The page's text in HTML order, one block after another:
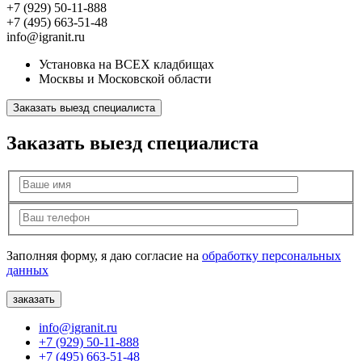
+7 (929) 50-11-888
+7 (495) 663-51-48
info@igranit.ru
Установка на ВСЕХ кладбищах
Москвы и Московской области
Заказать выезд специалиста
Заказать выезд специалиста
Заполняя форму, я даю согласие на обработку персональных
данных
info@igranit.ru
+7 (929) 50-11-888
+7 (495) 663-51-48